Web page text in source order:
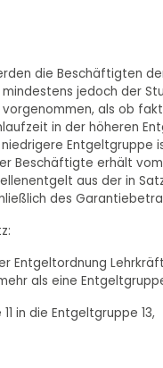
die Beschäftigten
jedoch der
als ob
in der höheren
Beschäftigte erhält
aus der in
des
Entgeltordnung
als eine
in die Entgeltgruppe 13,